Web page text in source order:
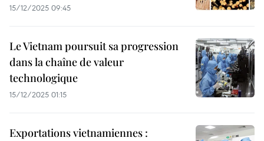
15/12/2025 09:45
Le Vietnam poursuit sa progression
dans la chaîne de valeur
technologique
15/12/2025 01:15
Exportations vietnamiennes :